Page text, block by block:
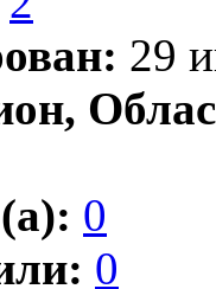
29
0
0